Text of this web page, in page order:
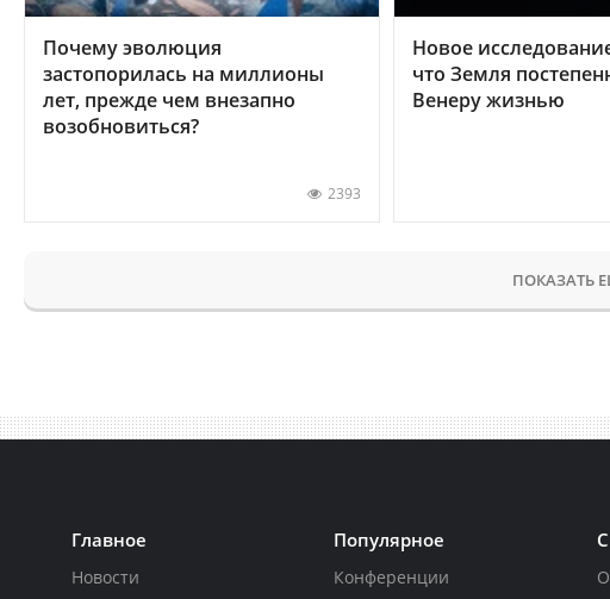
Почему эволюция
застопорилась на миллионы
лет, прежде чем внезапно
возобновиться?
2393
Новое
что Земля
Венеру жизнью
ПОКАЗАТЬ
Главное
Новости
Популярное
Конференции